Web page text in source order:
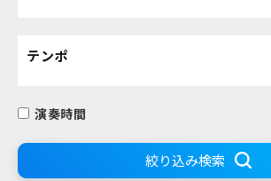
テンポ
演奏時間
絞り込み検索